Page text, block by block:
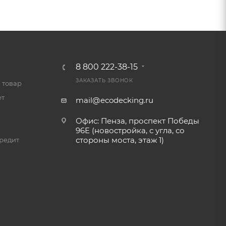
товар
8 800 222-38-15
ЗАКАЗАТЬ ЗВОНОК
mail@ecodecking.ru
Офис: Пенза, проспект Победы
96Е (новостройка, с угла, со
стороны моста, этаж 1)